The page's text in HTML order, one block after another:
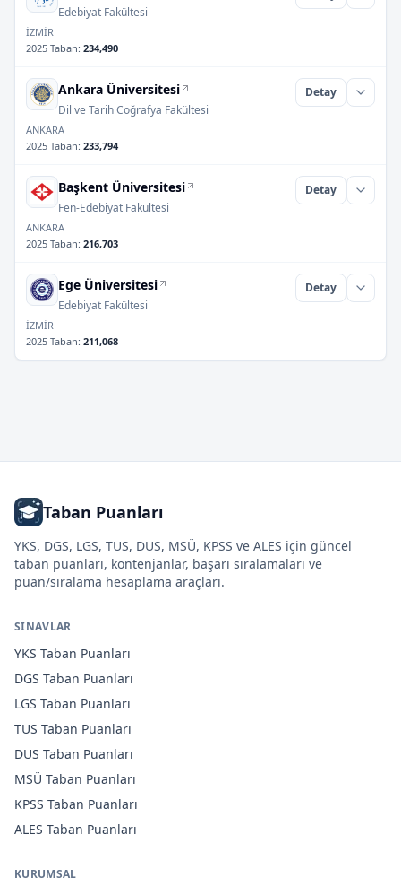
Edebiyat Fakültesi
İZMİR
2025 Taban: 234,490
Ankara Üniversitesi
Dil ve Tarih Coğrafya Fakültesi
Detay
ANKARA
2025 Taban: 233,794
Başkent Üniversitesi
Fen-Edebiyat Fakültesi
Detay
ANKARA
2025 Taban: 216,703
Ege Üniversitesi
Edebiyat Fakültesi
Detay
İZMİR
2025 Taban: 211,068
Taban Puanları
YKS, DGS, LGS, TUS, DUS, MSÜ, KPSS ve ALES için güncel
taban puanları, kontenjanlar, başarı sıralamaları ve
puan/sıralama hesaplama araçları.
SINAVLAR
YKS Taban Puanları
DGS Taban Puanları
LGS Taban Puanları
TUS Taban Puanları
DUS Taban Puanları
MSÜ Taban Puanları
KPSS Taban Puanları
ALES Taban Puanları
KURUMSAL